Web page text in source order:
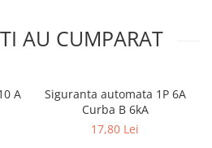
AU CUMPARAT
A
Siguranta automata 1P 6A
Curba B 6kA
17,80 Lei